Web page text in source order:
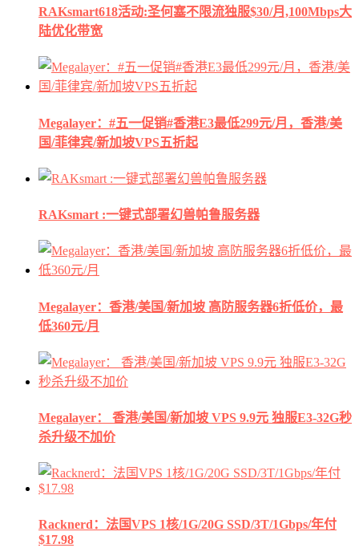
RAKsmart618活动:圣何塞不限流独服$30/月,100Mbps大
陆优化带宽
Megalayer：#五一促销#香港E3最低299元/月，香港/美
国/菲律宾/新加坡VPS五折起
RAKsmart :一键式部署幻兽帕鲁服务器
Megalayer：香港/美国/新加坡 高防服务器6折低价，最
低360元/月
Megalayer： 香港/美国/新加坡 VPS 9.9元 独服E3-32G秒
杀升级不加价
Racknerd：法国VPS 1核/1G/20G SSD/3T/1Gbps/年付
$17.98